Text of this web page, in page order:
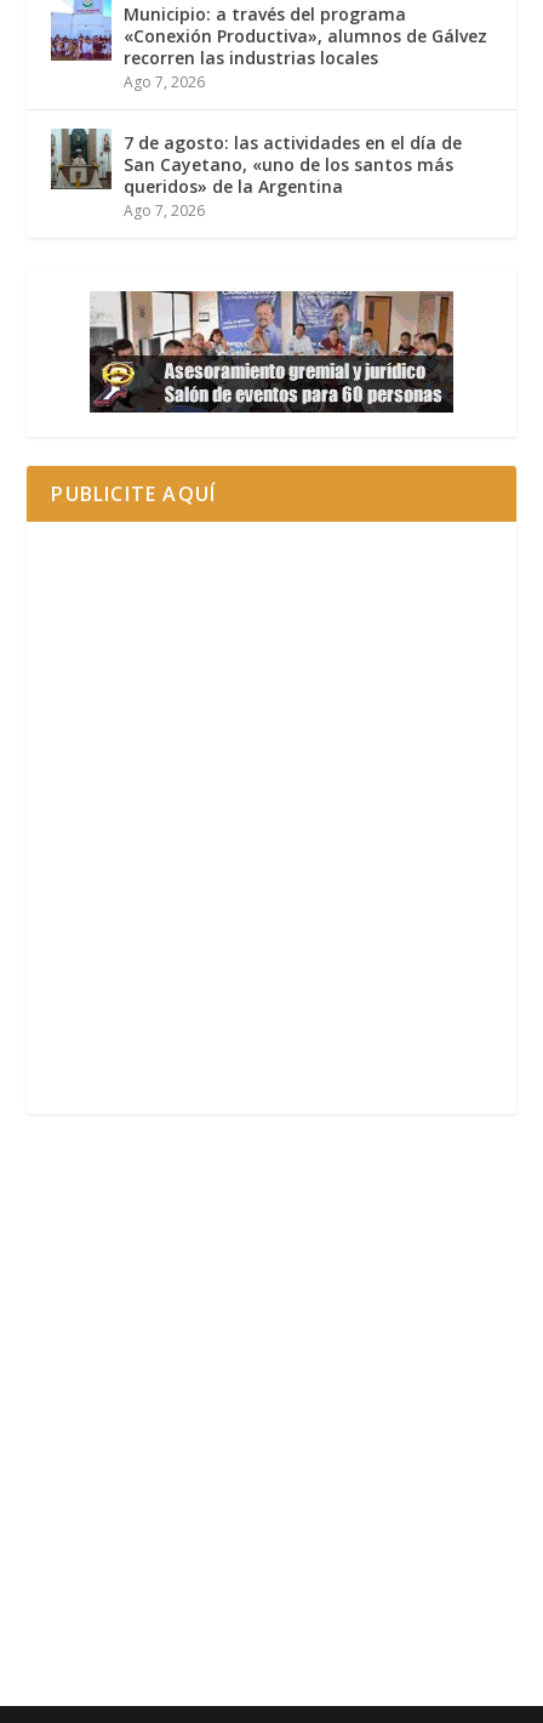
Municipio: a través del programa
«Conexión Productiva», alumnos de Gálvez
recorren las industrias locales
Ago 7, 2026
7 de agosto: las actividades en el día de
San Cayetano, «uno de los santos más
queridos» de la Argentina
Ago 7, 2026
PUBLICITE AQUÍ